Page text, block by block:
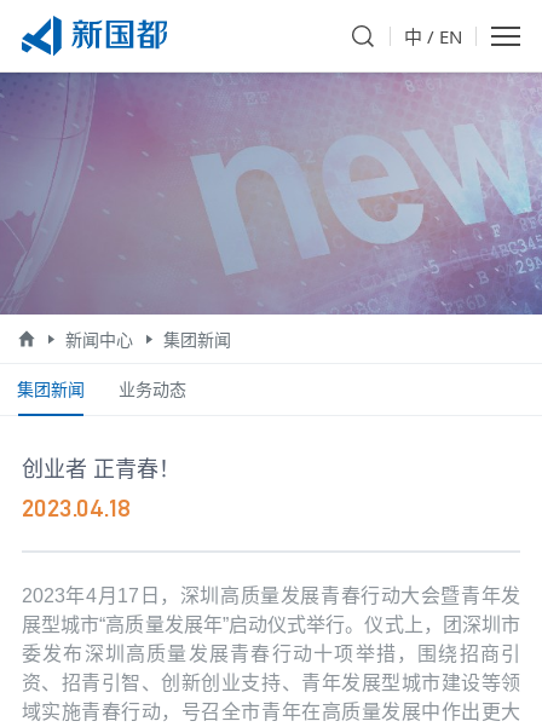
中 / EN
新闻中心 集团新闻
集团新闻 业务动态
创业者 正青春！
2023.04.18
2023年4月17日，深圳高质量发展青春行动大会暨青年发
展型城市“高质量发展年”启动仪式举行。仪式上，团深圳市
委发布深圳高质量发展青春行动十项举措，围绕招商引
资、招青引智、创新创业支持、青年发展型城市建设等领
域实施青春行动，号召全市青年在高质量发展中作出更大